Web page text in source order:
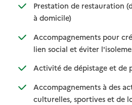
Prestation de restauration
à domicile): disponible
: non disponible
Accompagnements pour
lien social et éviter
:
:
Activité de dépistage et de
Accompagnements à des
culturelles, sportives et de